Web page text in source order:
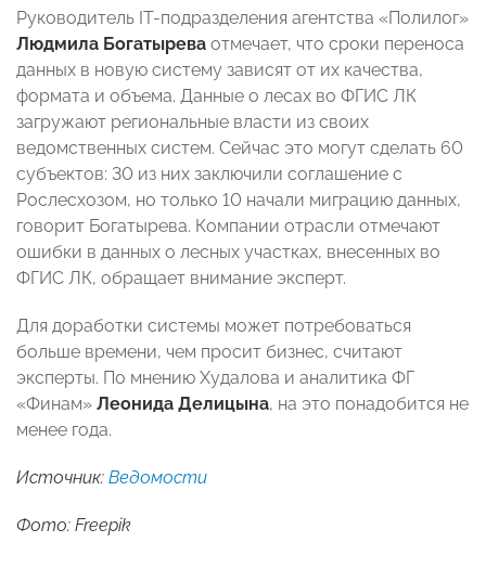
Руководитель IT-подразделения агентства «Полилог»
Людмила Богатырева отмечает, что сроки переноса
данных в новую систему зависят от их качества,
формата и объема. Данные о лесах во ФГИС ЛК
загружают региональные власти из своих
ведомственных систем. Сейчас это могут сделать 60
субъектов: 30 из них заключили соглашение с
Рослесхозом, но только 10 начали миграцию данных,
говорит Богатырева. Компании отрасли отмечают
ошибки в данных о лесных участках, внесенных во
ФГИС ЛК, обращает внимание эксперт.
Для доработки системы может потребоваться
больше времени, чем просит бизнес, считают
эксперты. По мнению Худалова и аналитика ФГ
«Финам» Леонида Делицына, на это понадобится не
менее года.
Источник: Ведомости
Фото: Freepik